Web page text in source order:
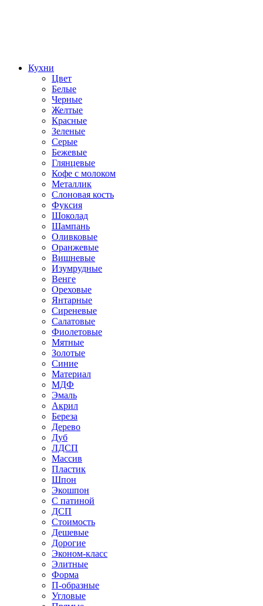
Кухни
Цвет
Белые
Черные
Желтые
Красные
Зеленые
Серые
Бежевые
Глянцевые
Кофе с молоком
Металлик
Слоновая кость
Фуксия
Шоколад
Шампань
Оливковые
Оранжевые
Вишневые
Изумрудные
Венге
Ореховые
Янтарные
Сиреневые
Салатовые
Фиолетовые
Мятные
Золотые
Синие
Материал
МДФ
Эмаль
Акрил
Береза
Дерево
Дуб
ЛДСП
Массив
Пластик
Шпон
Экошпон
С патиной
ДСП
Стоимость
Дешевые
Дорогие
Эконом-класс
Элитные
Форма
П-образные
Угловые